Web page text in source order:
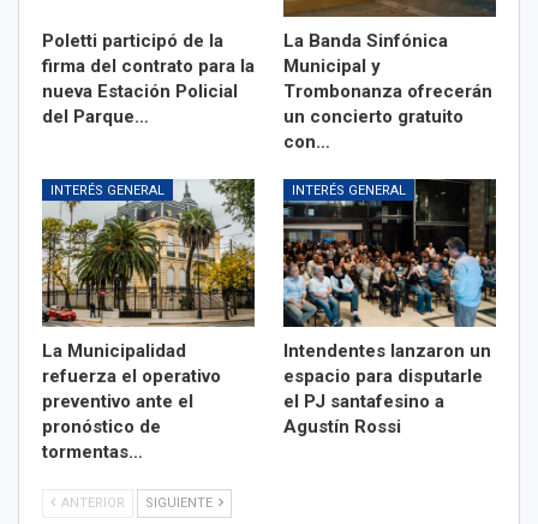
Poletti participó de la
firma del contrato para la
nueva Estación Policial
del Parque…
La Banda Sinfónica
Municipal y
Trombonanza ofrecerán
un concierto gratuito
con…
INTERÉS GENERAL
La Municipalidad
refuerza el operativo
preventivo ante el
pronóstico de
tormentas…
INTERÉS GENERAL
Intendentes lanzaron un
espacio para disputarle
el PJ santafesino a
Agustín Rossi
ANTERIOR SIGUIENTE